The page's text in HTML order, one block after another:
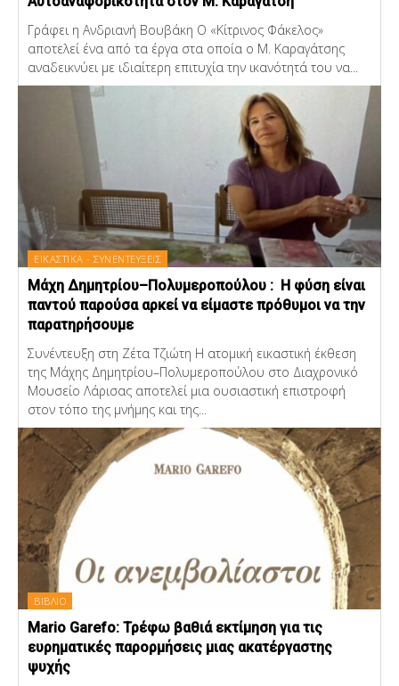
Γράφει η Ανδριανή Βουβάκη Ο «Κίτρινος Φάκελος»
αποτελεί ένα από τα έργα στα οποία ο Μ. Καραγάτσης
αναδεικνύει με ιδιαίτερη επιτυχία την ικανότητά του να...
ΕΙΚΑΣΤΙΚΑ - ΣΥΝΕΝΤΕΥΞΕΙΣ
Μάχη Δημητρίου–Πολυμεροπούλου : Η φύση είναι
παντού παρούσα αρκεί να είμαστε πρόθυμοι να την
παρατηρήσουμε
Συνέντευξη στη Ζέτα Τζιώτη Η ατομική εικαστική έκθεση
της Μάχης Δημητρίου–Πολυμεροπούλου στο Διαχρονικό
Μουσείο Λάρισας αποτελεί μια ουσιαστική επιστροφή
στον τόπο της μνήμης και της...
ΒΙΒΛΙΟ
Mario Garefo: Τρέφω βαθιά εκτίμηση για τις
ευρηματικές παρορμήσεις μιας ακατέργαστης
ψυχής